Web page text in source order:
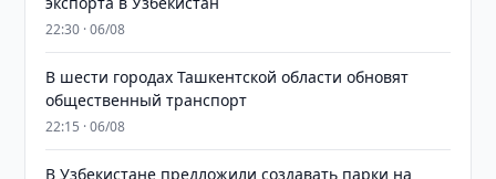
22:30 · 06/08
В шести городах Ташкентской области обновят
общественный транспорт
22:15 · 06/08
В Узбекистане предложили создавать парки на